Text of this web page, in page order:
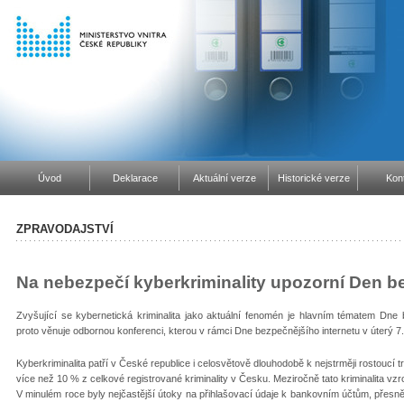
Úvod Deklarace Aktuální verze Historické verze
ZPRAVODAJSTVÍ
Na nebezpečí kyberkriminality upozorní Den
Zvyšující se kybernetická kriminalita jako aktuální fenomén je hlavním tématem
proto věnuje odbornou konferenci, kterou v rámci Dne bezpečnějšího internetu v úterý
Kyberkriminalita patří v České republice i celosvětově dlouhodobě k nejstrměji rostoucí
více než 10 % z celkové registrované kriminality v Česku. Meziročně tato kriminalita
V minulém roce byly nejčastější útoky na přihlašovací údaje k bankovním účtům,